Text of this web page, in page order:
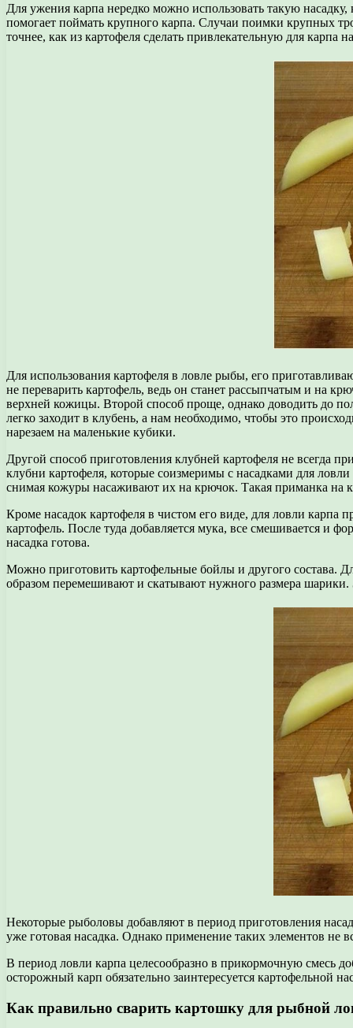
Для ужения карпа нередко можно использовать такую насадку,
помогает поймать крупного карпа. Случаи поимки крупных
точнее, как из картофеля сделать привлекательную для карпа
Для использования картофеля в ловле рыбы, его
не переварить картофель, ведь он станет рассыпчатым и на
верхней кожицы. Второй способ проще, однако доводить до
легко заходит в клубень, а нам необходимо, чтобы это
нарезаем на маленькие кубики.
Другой способ приготовления клубней картофеля не всегда
клубни картофеля, которые соизмеримы с насадками для
снимая кожуры насаживают их на крючок. Такая приманка на
Кроме насадок картофеля в чистом его виде, для ловли
картофель. После туда добавляется мука, все смешивается и
насадка готова.
Можно приготовить картофельные бойлы и другого состава.
образом перемешивают и скатывают нужного размера
Некоторые рыболовы добавляют в период приготовления
уже готовая насадка. Однако применение таких элементов
В период ловли карпа целесообразно в прикормочную смесь
осторожный карп обязательно заинтересуется картофельной
Как правильно сварить картошку для рыбной